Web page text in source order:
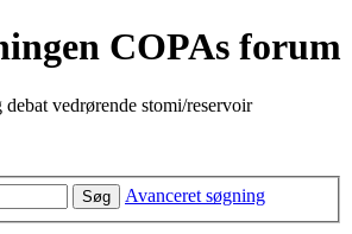
COPAs forum
vedrørende stomi/reservoir
Søg Avanceret søgning